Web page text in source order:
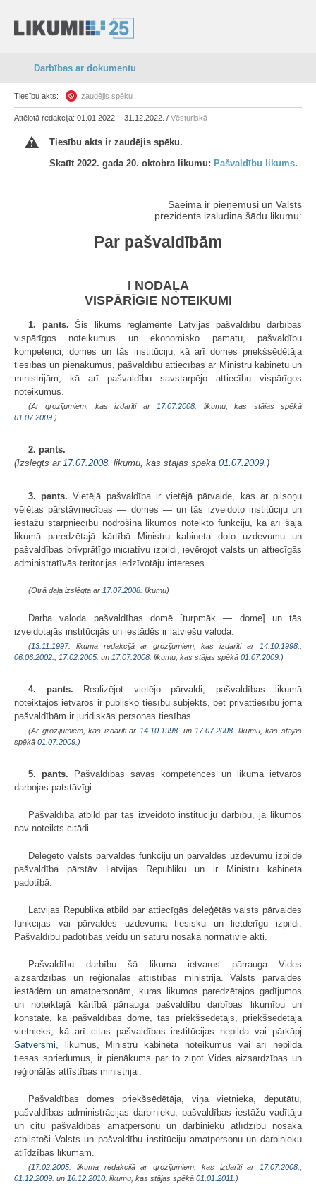
Darbības ar dokumentu
Tiesību akts: zaudējis spēku
Attēlotā redakcija: 01.01.2022. - 31.12.2022. / Vēsturiskā
Tiesību akts ir zaudējis spēku.
Skatīt 2022. gada 20. oktobra likumu: Pašvaldību likums.
Saeima ir pieņēmusi un Valsts
prezidents izsludina šādu likumu:
Par pašvaldībām
I NODAĻA
VISPĀRĪGIE NOTEIKUMI
1. pants. Šis likums reglamentē Latvijas pašvaldību darbības
vispārīgos noteikumus un ekonomisko pamatu, pašvaldību
kompetenci, domes un tās institūciju, kā arī domes priekšsēdētāja
tiesības un pienākumus, pašvaldību attiecības ar Ministru kabinetu un
ministrijām, kā arī pašvaldību savstarpējo attiecību vispārīgos
noteikumus.
(Ar grozījumiem, kas izdarīti ar 17.07.2008 . likumu, kas stājas spēkā
01.07.2009. )
2. pants.
(Izslēgts ar 17.07.2008 . likumu, kas stājas spēkā 01.07.2009. )
3. pants. Vietējā pašvaldība ir vietējā pārvalde, kas ar pilsoņu
vēlētas pārstāvniecības — domes — un tās izveidoto institūciju un
iestāžu starpniecību nodrošina likumos noteikto funkciju, kā arī šajā
likumā paredzētajā kārtībā Ministru kabineta doto uzdevumu un
pašvaldības brīvprātīgo iniciatīvu izpildi, ievērojot valsts un attiecīgās
administratīvās teritorijas iedzīvotāju intereses.
(Otrā daļa izslēgta ar 17.07.2008 . likumu)
Darba valoda pašvaldības domē [turpmāk — dome] un tās
izveidotajās institūcijās un iestādēs ir latviešu valoda.
(13.11.1997. likuma redakcijā ar grozījumiem, kas izdarīti ar 14.10.1998.
06.06.2002.
17.02.2005. un 17.07.2008 . likumu, kas stājas spēkā 01.07.2009. )
4. pants. Realizējot vietējo pārvaldi, pašvaldības likumā
noteiktajos ietvaros ir publisko tiesību subjekts, bet privāttiesību jomā
pašvaldībām ir juridiskās personas tiesības.
(Ar grozījumiem, kas izdarīti ar 14.10.1998. un 17.07.2008 . likumu, kas stājas
spēkā 01.07.2009. )
5. pants. Pašvaldības savas kompetences un likuma ietvaros
darbojas patstāvīgi.
Pašvaldība atbild par tās izveidoto institūciju darbību, ja likumos
nav noteikts citādi.
Deleģēto valsts pārvaldes funkciju un pārvaldes uzdevumu izpildē
pašvaldība pārstāv Latvijas Republiku un ir Ministru kabineta
padotībā.
Latvijas Republika atbild par attiecīgās deleģētās valsts pārvaldes
funkcijas vai pārvaldes uzdevuma tiesisku un lietderīgu izpildi.
Pašvaldību padotības veidu un saturu nosaka normatīvie akti.
Pašvaldību darbību šā likuma ietvaros pārrauga Vides
aizsardzības un reģionālās attīstības ministrija. Valsts pārvaldes
iestādēm un amatpersonām, kuras likumos paredzētajos gadījumos
un noteiktajā kārtībā pārrauga pašvaldību darbības likumību un
konstatē, ka pašvaldības dome, tās priekšsēdētājs, priekšsēdētāja
vietnieks, kā arī citas pašvaldības institūcijas nepilda vai pārkāpj
Satversmi , likumus, Ministru kabineta noteikumus vai arī nepilda
tiesas spriedumus, ir pienākums par to ziņot Vides aizsardzības un
reģionālās attīstības ministrijai.
Pašvaldības domes priekšsēdētāja, viņa vietnieka, deputātu,
pašvaldības administrācijas darbinieku, pašvaldības iestāžu vadītāju
un citu pašvaldības amatpersonu un darbinieku atlīdzību nosaka
atbilstoši Valsts un pašvaldību institūciju amatpersonu un darbinieku
atlīdzības likumam.
(17.02.2005 . likuma redakcijā ar grozījumiem, kas izdarīti ar 17.07.2008.
01.12.2009. un 16.12.2010 . likumu, kas stājas spēkā 01.01.2011. )